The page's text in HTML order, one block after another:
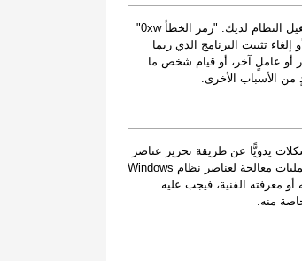
إذا كنتَ قد تلقيت هذا التحذير على الكمبيوتر الشخصي الخاص بك، فهذا يعني أنه يوجد خلل في تشغيل النظام لديك. "رمز الخطأ 0xw"
تثبيت البرنامج الذي ربما
أو عاملٍ آخر، أو قيام شخص ما
الأسباب الأخرى.
يدويًّا عن طريقة تحرير عناصر
النظام، وقد يحتاج البعض الآخر إلى الاستعانة بفنيّ للقيام بذلك نيابةً عنهم. ومع ذلك، نظرًا لأن أي عمليات معالجة لعناصر نظام Windows
معرفته الفنية، فيجب عليه